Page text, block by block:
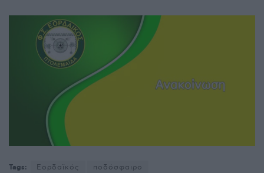
Tags: Εορδαϊκός ποδόσφαιρο